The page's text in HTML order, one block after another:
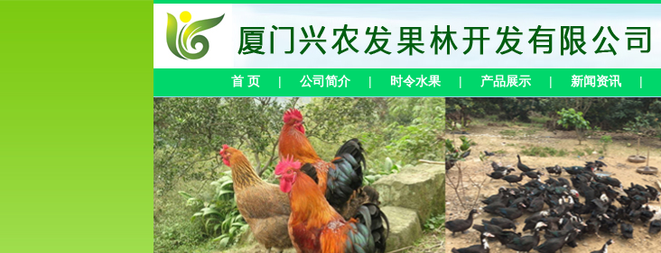
首 页 | 公司简介 | 时令水果 | 产品展示 | 新闻资讯 |